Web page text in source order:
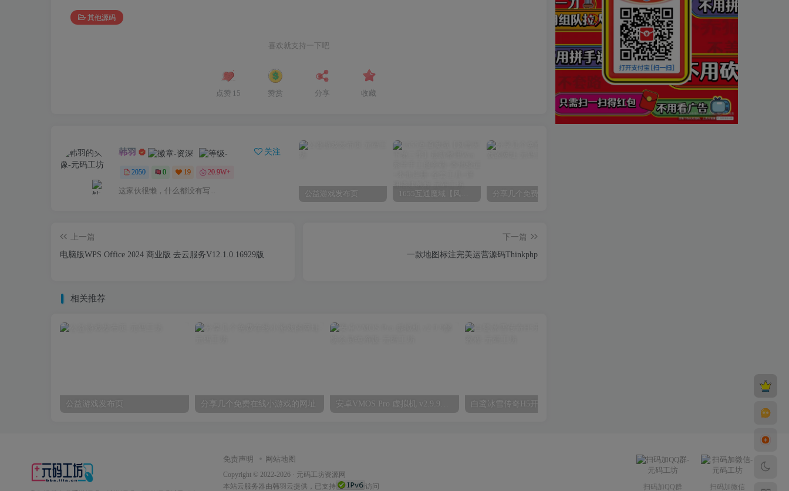
其他源码
喜欢就支持一下吧
点赞 15 赞赏 分享 收藏
韩羽 关注
2050 0 19 20.9W+
这家伙很懒，什么都没有写... 公益游戏发布页
上一篇
电脑版WPS Office 2024 商业版 去云服务V12.1.0.16929版
下一篇
一款地图标注完美运营源码Thinkphp
相关推荐
公益游戏发布页 分享几个免费在线小游戏的网址
免责声明 网站地图
Copyright © 2022-2026 · 元码工坊资源网
本站云服务器由韩羽云提供，已支持 访问 扫码加QQ群 扫码加微信